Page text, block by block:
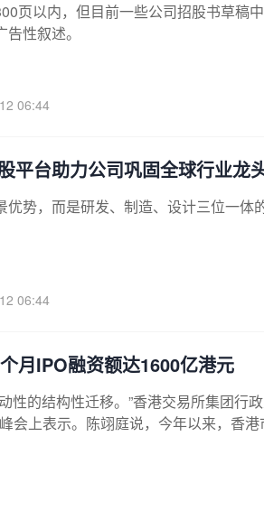
页以内，但目前一些公司招股书草稿
性叙述。
06:44
平台助力公司巩固全球行业龙
势，而是研发、制造、设计三位一体
06:44
月IPO融资额达1600亿港元
性的结构性迁移。”香港交易所集团行
会上表示。陈翊庭说，今年以来，香港